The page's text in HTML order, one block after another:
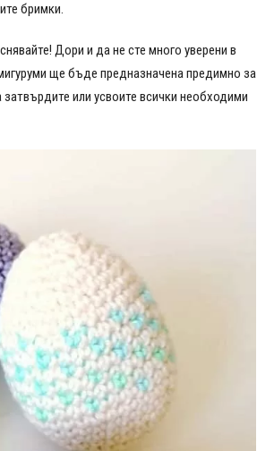
бримки.
Дори и да не сте много уверени в
ще бъде предназначена предимно за
или усвоите всички необходими